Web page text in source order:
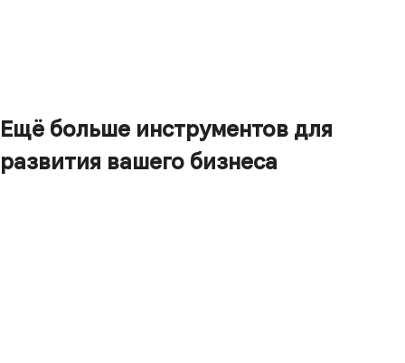
Ещё больше инструментов для
развития вашего бизнеса